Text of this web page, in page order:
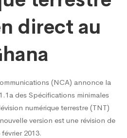
direct au
(NCA) annonce la
des Spécifications minimales
numérique terrestre (TNT)
version est une révision de
2013.